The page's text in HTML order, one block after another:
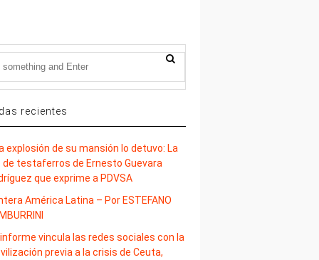
recientes
explosión de su mansión lo detuvo: La
de testaferros de Ernesto Guevara
que exprime a PDVSA
América Latina – Por ESTEFANO
vincula las redes sociales con la
previa a la crisis de Ceuta,